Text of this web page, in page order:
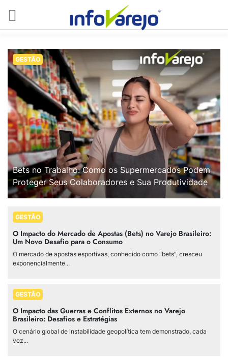
GESTÃO
Bets no Trabalho: Como os Supermercados Podem
Proteger Seus Colaboradores e Sua Produtividade
GESTÃO
O Impacto do Mercado de Apostas (Bets) no Varejo Brasileiro:
Um Novo Desafio para o Consumo
O mercado de apostas esportivas, conhecido como "bets", cresceu
exponencialmente...
GESTÃO
O Impacto das Guerras e Conflitos Externos no Varejo
Brasileiro: Desafios e Estratégias
O cenário global de instabilidade geopolítica tem demonstrado, cada
vez...